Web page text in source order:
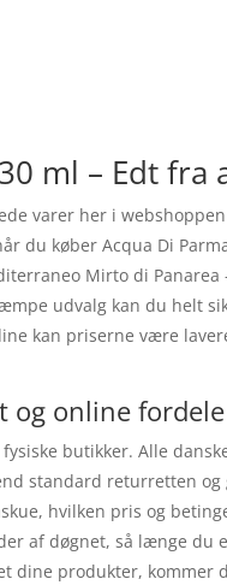
ml – Edt fra
varer her i
du køber Acqua Di
Mirto di Panarea
udvalg kan du helt
kan priserne være
og online fordele
butikker. Alle
standard returretten
hvilken pris og
af døgnet, så længe du
dine produkter, kommer